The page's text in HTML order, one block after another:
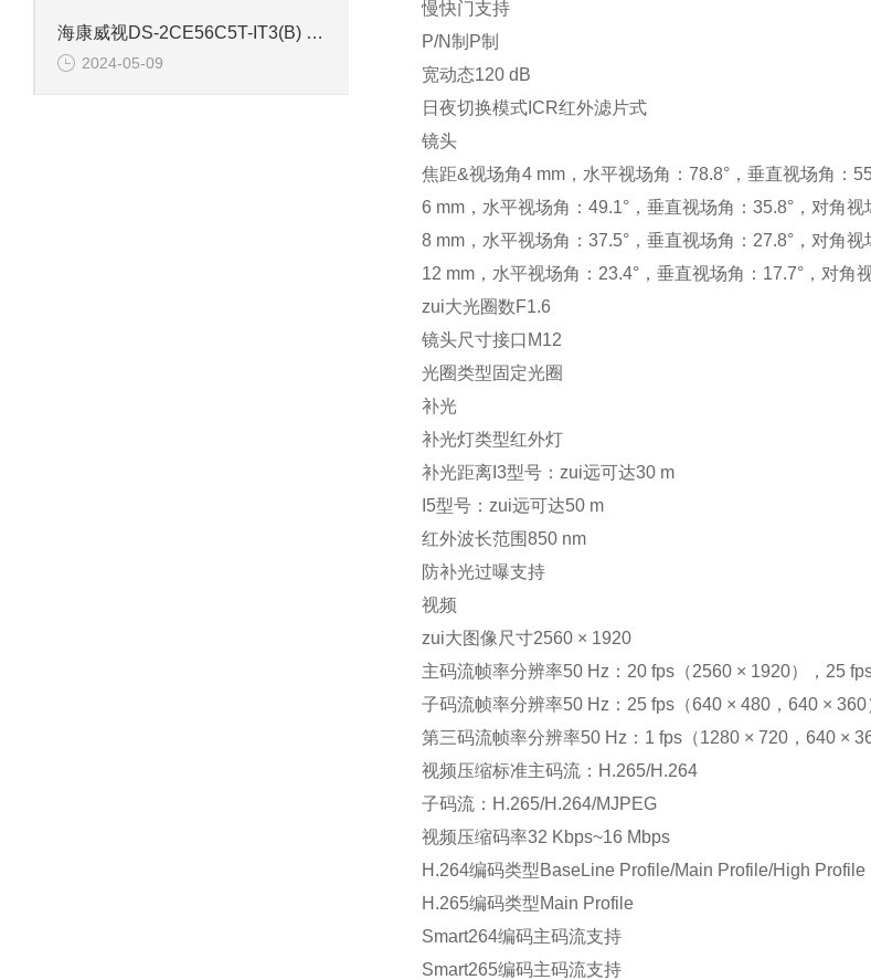
海康威视DS-2CE56C5T-IT3(B) 130万像素红外半球摄像机
2024-05-09
慢快门支持
P/N制P制
宽动态120 dB
日夜切换模式ICR红外滤片式
镜头
焦距&视场角4 mm，水平视场角：78.8°，垂直视场角：
6 mm，水平视场角：49.1°，垂直视场角：35.8°，对角视
8 mm，水平视场角：37.5°，垂直视场角：27.8°，对角视
12 mm，水平视场角：23.4°，垂直视场角：17.7°，对角
zui大光圈数F1.6
镜头尺寸接口M12
光圈类型固定光圈
补光
补光灯类型红外灯
补光距离I3型号：zui远可达30 m
I5型号：zui远可达50 m
红外波长范围850 nm
防补光过曝支持
视频
zui大图像尺寸2560 × 1920
主码流帧率分辨率50 Hz：20 fps（2560 × 1920），25
子码流帧率分辨率50 Hz：25 fps（640 × 480，640 × 360
第三码流帧率分辨率50 Hz：1 fps（1280 × 720，640 ×
视频压缩标准主码流：H.265/H.264
子码流：H.265/H.264/MJPEG
视频压缩码率32 Kbps~16 Mbps
H.264编码类型BaseLine Profile/Main Profile/High Profile
H.265编码类型Main Profile
Smart264编码主码流支持
Smart265编码主码流支持